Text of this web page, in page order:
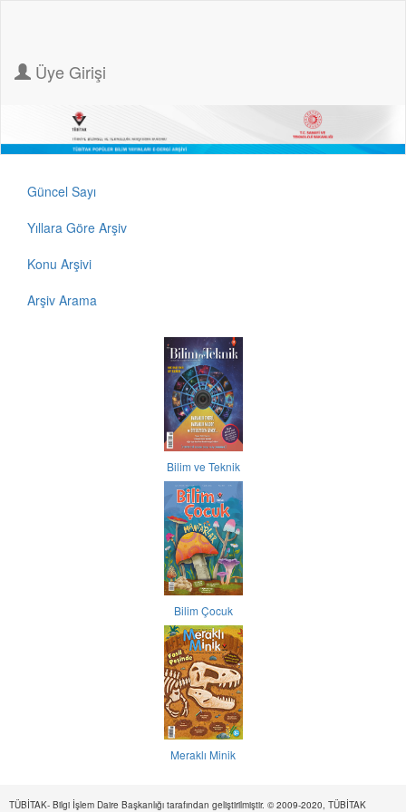
Üye Girişi
Güncel Sayı
Yıllara Göre Arşiv
Konu Arşivi
Arşiv Arama
Bilim ve Teknik
Bilim Çocuk
Meraklı Minik
TÜBİTAK- Bilgi İşlem Daire Başkanlığı tarafından geliştirilmiştir. © 2009-2020, TÜBİTAK